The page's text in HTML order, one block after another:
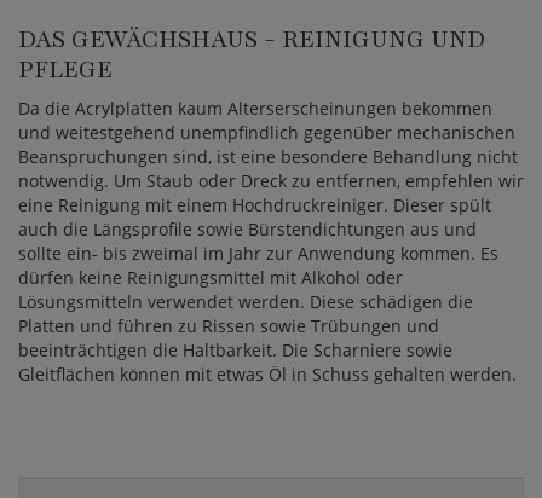
DAS GEWÄCHSHAUS - REINIGUNG UND
PFLEGE
Da die Acrylplatten kaum Alterserscheinungen bekommen
und weitestgehend unempfindlich gegenüber mechanischen
Beanspruchungen sind, ist eine besondere Behandlung nicht
notwendig. Um Staub oder Dreck zu entfernen, empfehlen wir
eine Reinigung mit einem Hochdruckreiniger. Dieser spült
auch die Längsprofile sowie Bürstendichtungen aus und
sollte ein- bis zweimal im Jahr zur Anwendung kommen. Es
dürfen keine Reinigungsmittel mit Alkohol oder
Lösungsmitteln verwendet werden. Diese schädigen die
Platten und führen zu Rissen sowie Trübungen und
beeinträchtigen die Haltbarkeit. Die Scharniere sowie
Gleitflächen können mit etwas Öl in Schuss gehalten werden.